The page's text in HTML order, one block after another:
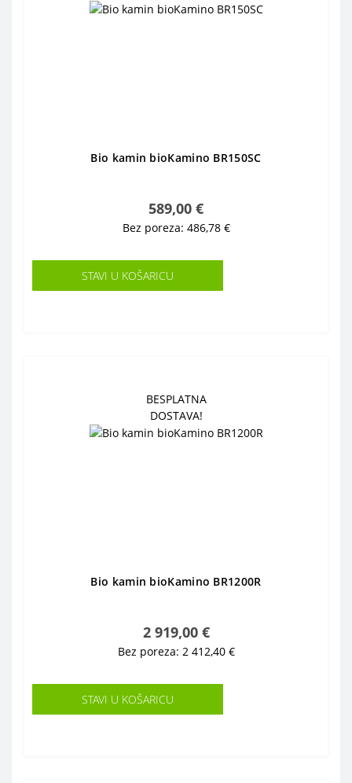
Bio kamin bioKamino BR150SC
589,00 €
Bez poreza: 486,78 €
STAVI U KOŠARICU
BESPLATNA
DOSTAVA!
Bio kamin bioKamino BR1200R
2 919,00 €
Bez poreza: 2 412,40 €
STAVI U KOŠARICU